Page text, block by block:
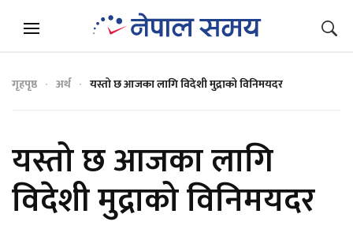
गृहपृष्ठ अर्थ यस्तो छ आजका लागि विदेशी मुद्राको विनिमयदर
यस्तो छ आजका लागि
विदेशी मुद्राको विनिमयदर